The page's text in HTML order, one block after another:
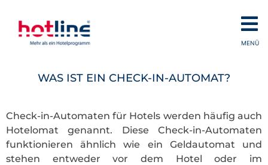
MENÜ
WAS IST EIN CHECK-IN-AUTOMAT?
Check-in-Automaten für Hotels werden häufig auch
Hotelomat genannt. Diese Check-in-Automaten
funktionieren ähnlich wie ein Geldautomat und
stehen entweder vor dem Hotel oder im